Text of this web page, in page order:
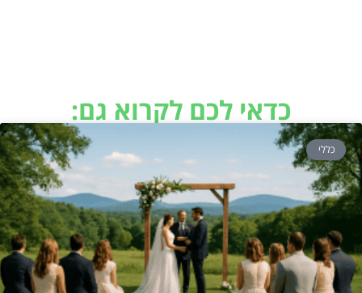
כדאי לכם לקרוא גם:
כללי